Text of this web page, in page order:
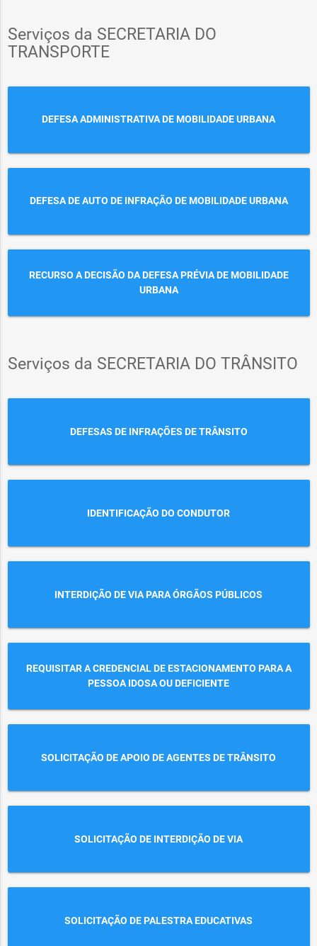
Serviços da SECRETARIA DO
TRANSPORTE
DEFESA ADMINISTRATIVA DE MOBILIDADE URBANA
DEFESA DE AUTO DE INFRAÇÃO DE MOBILIDADE URBANA
RECURSO A DECISÃO DA DEFESA PRÉVIA DE MOBILIDADE
URBANA
Serviços da SECRETARIA DO TRÂNSITO
DEFESAS DE INFRAÇÕES DE TRÂNSITO
IDENTIFICAÇÃO DO CONDUTOR
INTERDIÇÃO DE VIA PARA ÓRGÃOS PÚBLICOS
REQUISITAR A CREDENCIAL DE ESTACIONAMENTO PARA A
PESSOA IDOSA OU DEFICIENTE
SOLICITAÇÃO DE APOIO DE AGENTES DE TRÂNSITO
SOLICITAÇÃO DE INTERDIÇÃO DE VIA
SOLICITAÇÃO DE PALESTRA EDUCATIVAS